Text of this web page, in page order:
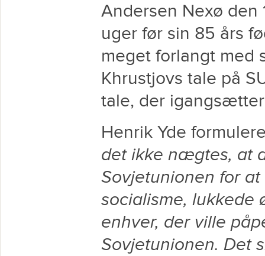
Andersen Nexø den
uger før sin 85 års
meget forlangt med
Khrustjovs tale på
tale, der
Henrik Yde
det ikke nægtes, at
Sovjetunionen for
socialisme, lukkede
enhver, der ville
Sovjetunionen. Det